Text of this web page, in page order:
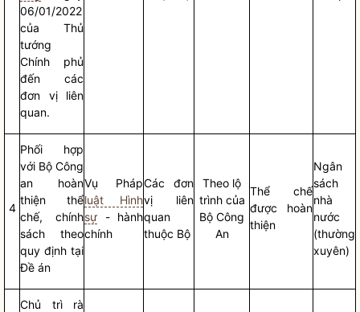
06/01/2022
của Thủ
tướng
Chính phủ
đến các
đơn vị liên
quan.
4
Phối hợp
với Bộ Công
an hoàn
thiện thể
chế, chính
sách theo
quy định tại
Đề án
Vụ Pháp
luật Hình
sự - hành
chính
Các đơn
vị liên
quan
thuộc Bộ
Theo lộ
trình của
Bộ Công
An
Thể chế
được hoàn
thiện
Ngân
sách
nhà
nước
(thường
xuyên)
Chủ trì rà